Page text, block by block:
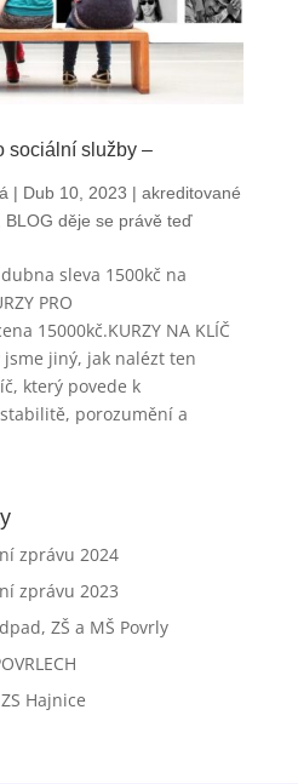
sociální služby –
| Dub 10, 2023 | akreditované
BLOG děje se právě teď
sleva 1500kč na
PRO
15000kč.KURZY NA KLÍČ
jsme jiný, jak nalézt ten
který povede k
porozumění a
zprávu 2024
zprávu 2023
ZŠ a MŠ Povrly
Hajnice